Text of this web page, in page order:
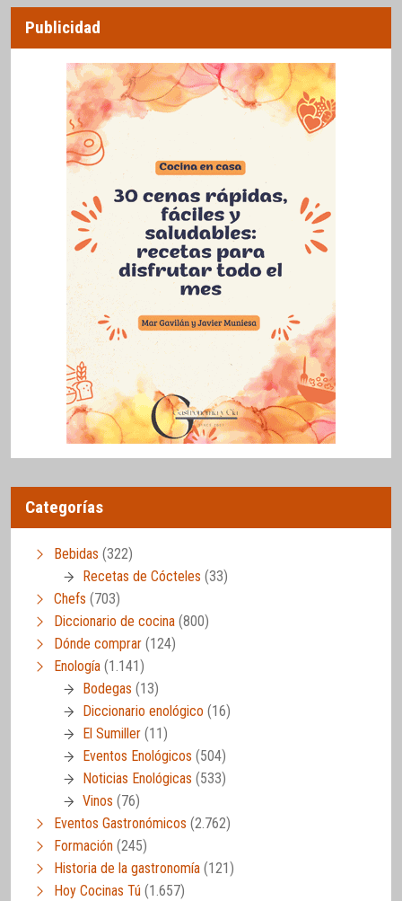
Publicidad
Categorías
Bebidas (322)
Recetas de Cócteles (33)
Chefs (703)
Diccionario de cocina (800)
Dónde comprar (124)
Enología (1.141)
Bodegas (13)
Diccionario enológico (16)
El Sumiller (11)
Eventos Enológicos (504)
Noticias Enológicas (533)
Vinos (76)
Eventos Gastronómicos (2.762)
Formación (245)
Historia de la gastronomía (121)
Hoy Cocinas Tú (1.657)